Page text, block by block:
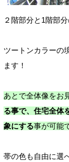
２階部分と1階部
ツートンカラーの
ます！
あとで全体像をお
る事で、住宅全体
象にする事が可能
帯の色も自由に選